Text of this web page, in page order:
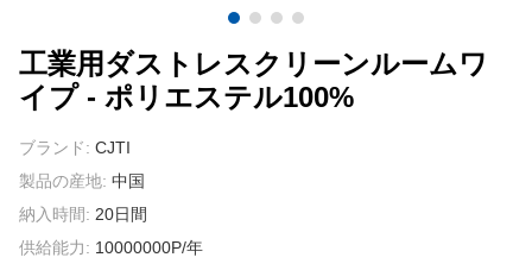
工業用ダストレスクリーンルームワ
イプ - ポリエステル100%
ブランド: CJTI
製品の産地: 中国
納入時間: 20日間
供給能力: 10000000P/年